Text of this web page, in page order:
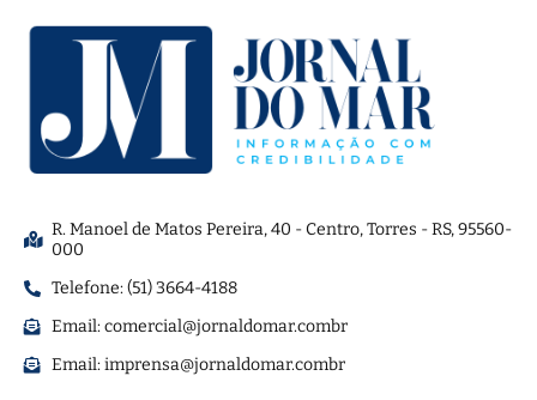
R. Manoel de Matos Pereira, 40 - Centro, Torres - RS, 95560-
000
Telefone: (51) 3664-4188
Email:comercial@jornaldomar.combr
Email:imprensa@jornaldomar.combr